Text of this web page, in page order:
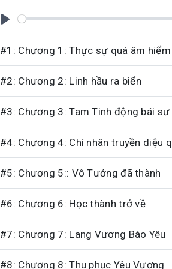
s
P
l
a
y
#1: Chương 1: Thực sự quá âm hiểm
#2: Chương 2: Linh hầu ra biển
#3: Chương 3: Tam Tinh động bái sư
#4: Chương 4: Chí nhân truyền diệu
#5: Chương 5:: Vô Tướng đã thành
#6: Chương 6: Học thành trở về
#7: Chương 7: Lang Vương Báo Yêu
#8: Chương 8: Thu phục Yêu Vương